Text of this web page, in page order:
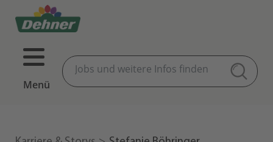
Menü